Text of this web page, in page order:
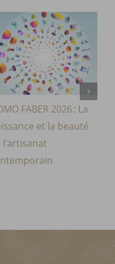
FABER 2026 : La
et la beauté
l’artisanat